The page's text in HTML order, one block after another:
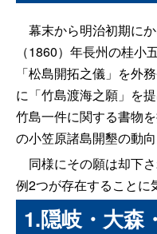
幕末から明治初期に
（1860）年長州の桂
「松島開拓之儀」を外
に「竹島渡海之願」を
竹島一件に関する書物
の小笠原諸島開墾の動
同様にその願は却下
例2つが存在することに
1.隠岐・大森